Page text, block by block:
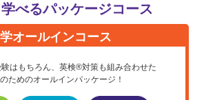
べるパッケージコース
オールインコース
はもちろん、英検®対策も組み合わせた
ためのオールインパッケージ！